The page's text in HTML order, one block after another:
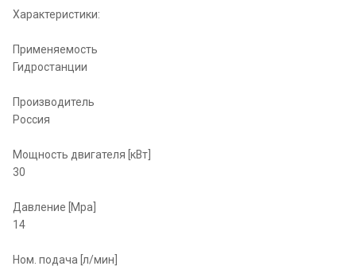
Характеристики:
Применяемость
Гидростанции
Производитель
Россия
Мощность двигателя [кВт]
30
Давление [Мpа]
14
Ном. подача [л/мин]